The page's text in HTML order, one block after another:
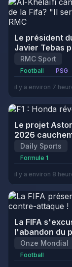
Le président
Javier Tebas
RMC Sport
Football PSG
il y a environ 7
Le projet
2026
Daily Sports
Formule 1
il y a environ 8
La FIFA
l'abandon du
Onze Mondial
Football